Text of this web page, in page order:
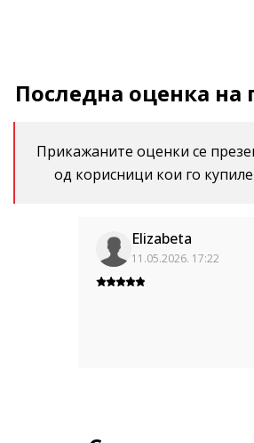
Последна оценка на
Прикажаните оценки се
од корисници кои го
Elizabeta
11.05.2026. 17:22